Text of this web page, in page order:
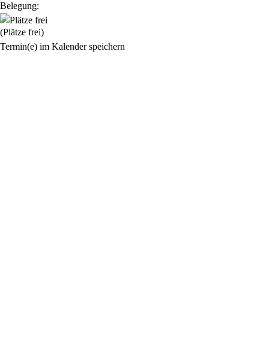
Belegung:
(Plätze frei)
Termin(e) im Kalender speichern